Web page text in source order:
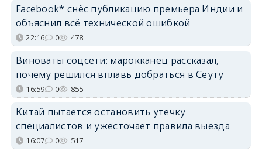
Facebook* снёс публикацию премьера Индии и
объяснил всё технической ошибкой
22:16 0 478
Виноваты соцсети: марокканец рассказал,
почему решился вплавь добраться в Сеуту
16:59 0 855
Китай пытается остановить утечку
специалистов и ужесточает правила выезда
16:07 0 517